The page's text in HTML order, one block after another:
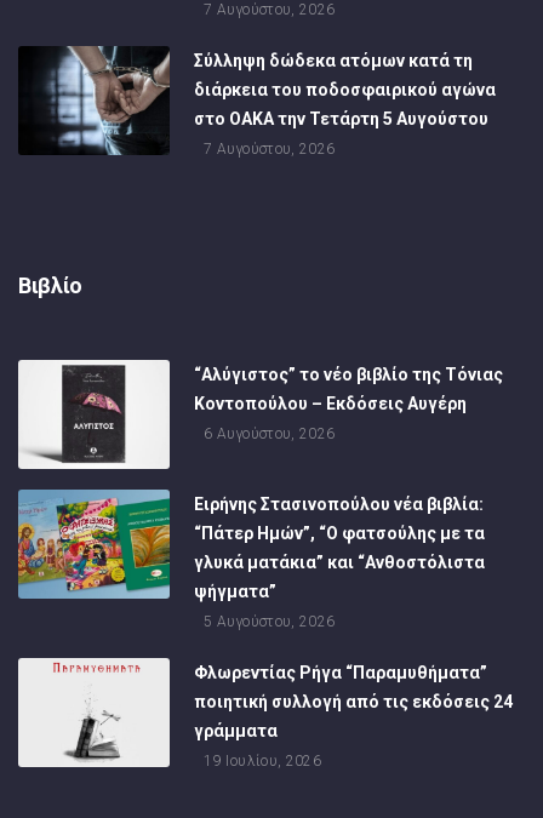
7 Αυγούστου, 2026
Σύλληψη δώδεκα ατόμων κατά τη
διάρκεια του ποδοσφαιρικού αγώνα
στο ΟΑΚΑ την Τετάρτη 5 Αυγούστου
7 Αυγούστου, 2026
Βιβλίο
“Αλύγιστος” το νέο βιβλίο της Τόνιας
Κοντοπούλου – Εκδόσεις Αυγέρη
6 Αυγούστου, 2026
Ειρήνης Στασινοπούλου νέα βιβλία:
“Πάτερ Ημών”, “Ο φατσούλης με τα
γλυκά ματάκια” και “Ανθοστόλιστα
ψήγματα”
5 Αυγούστου, 2026
Φλωρεντίας Ρήγα “Παραμυθήματα”
ποιητική συλλογή από τις εκδόσεις 24
γράμματα
19 Ιουλίου, 2026